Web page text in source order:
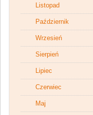
Listopad
Październik
Wrzesień
Sierpień
Lipiec
Czerwiec
Maj